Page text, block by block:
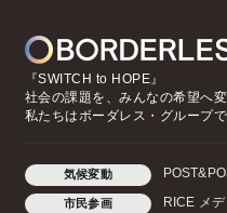
『SWITCH to HOPE』
社会の課題を、みんなの希望へ変
私たちはボーダレス・グループで
気候変動
市民参画 RICE メデ